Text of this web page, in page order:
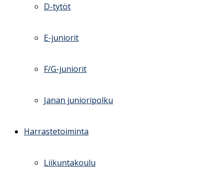
D-tytöt
E-juniorit
F/G-juniorit
Janan junioripolku
Harrastetoiminta
Liikuntakoulu